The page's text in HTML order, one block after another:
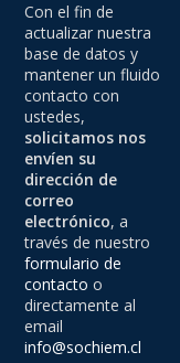
Con el fin de
actualizar nuestra
base de datos y
mantener un fluido
contacto con
ustedes,
solicitamos nos
envíen su
dirección de
correo
electrónico, a
través de nuestro
formulario de
contacto o
directamente al
email
info@sochiem.cl